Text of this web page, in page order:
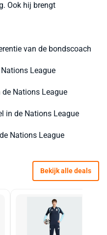
Ook hij brengt
van de bondscoach
League
Nations League
in de Nations League
Nations League
Bekijk alle deals